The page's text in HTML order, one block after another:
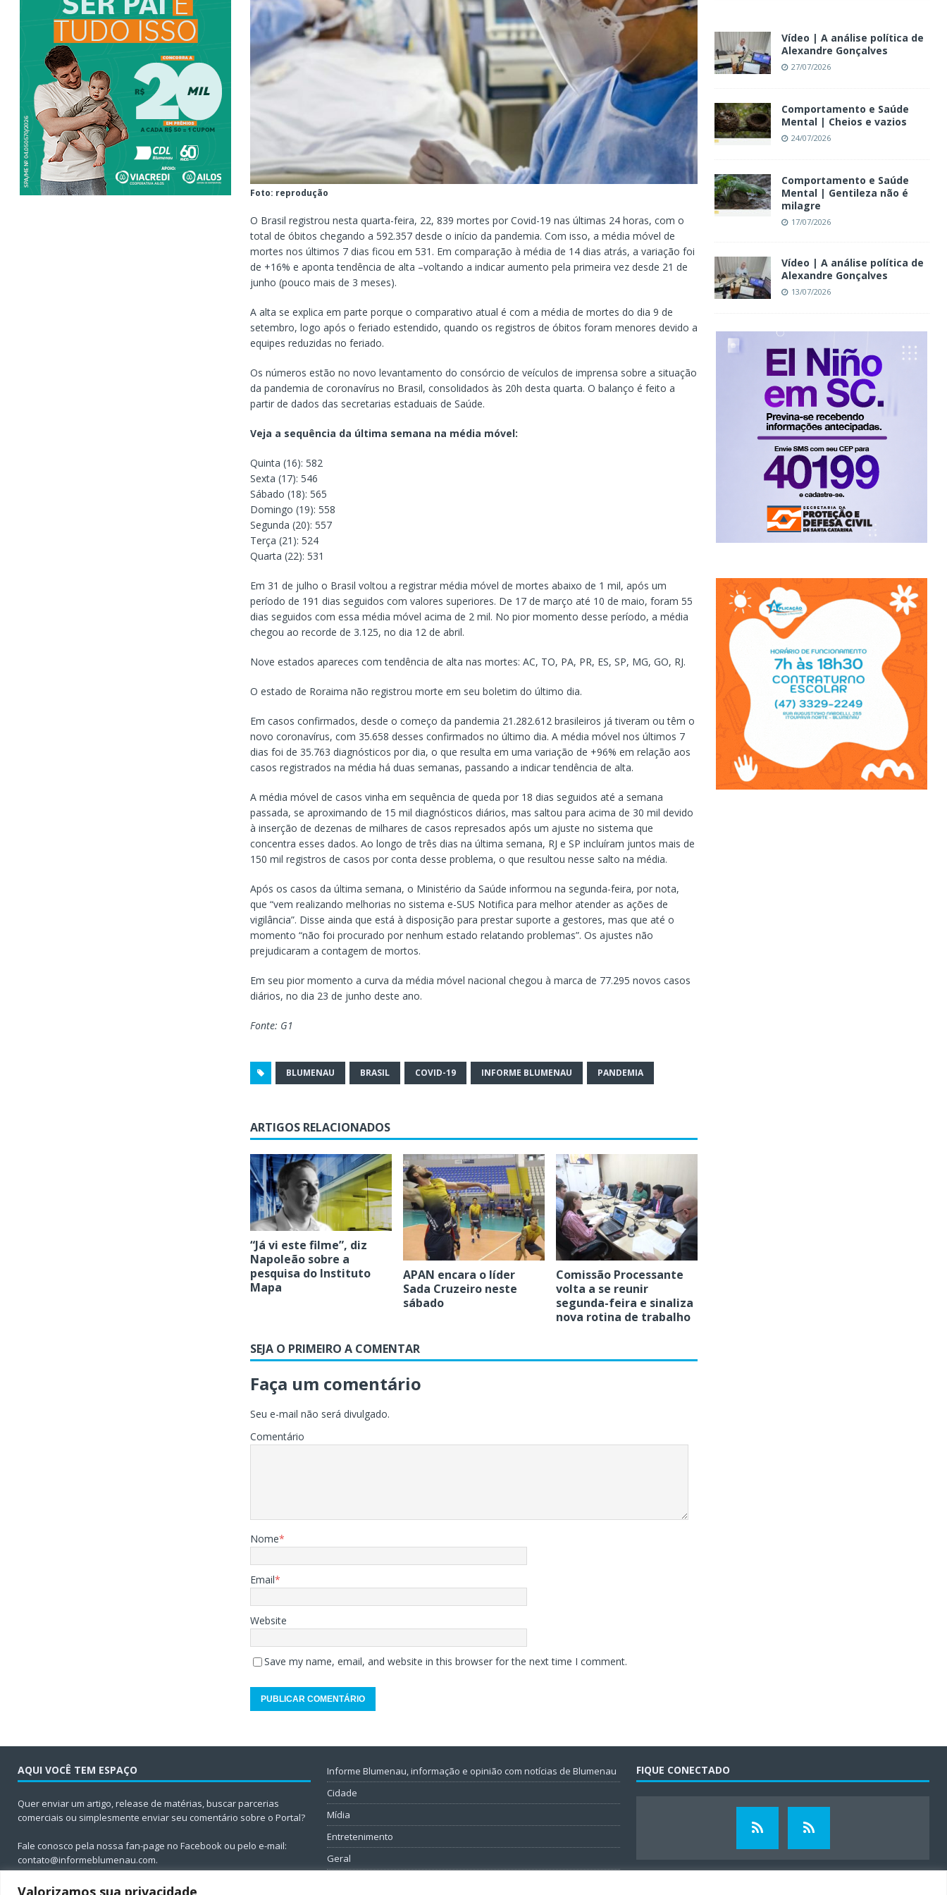
Valorizamos sua privacidade
Foto: reprodução
O Brasil registrou nesta quarta-feira, 22, 839 mortes por Covid-19 nas últimas 24 horas, com o
total de óbitos chegando a 592.357 desde o início da pandemia. Com isso, a média móvel de
mortes nos últimos 7 dias ficou em 531. Em comparação à média de 14 dias atrás, a variação foi
de +16% e aponta tendência de alta –voltando a indicar aumento pela primeira vez desde 21 de
junho (pouco mais de 3 meses).
A alta se explica em parte porque o comparativo atual é com a média de mortes do dia 9 de
setembro, logo após o feriado estendido, quando os registros de óbitos foram menores devido a
equipes reduzidas no feriado.
Os números estão no novo levantamento do consórcio de veículos de imprensa sobre a situação
da pandemia de coronavírus no Brasil, consolidados às 20h desta quarta. O balanço é feito a
partir de dados das secretarias estaduais de Saúde.
Veja a sequência da última semana na média móvel:
Quinta (16): 582
Sexta (17): 546
Sábado (18): 565
Domingo (19): 558
Segunda (20): 557
Terça (21): 524
Quarta (22): 531
Em 31 de julho o Brasil voltou a registrar média móvel de mortes abaixo de 1 mil, após um
período de 191 dias seguidos com valores superiores. De 17 de março até 10 de maio, foram 55
dias seguidos com essa média móvel acima de 2 mil. No pior momento desse período, a média
chegou ao recorde de 3.125, no dia 12 de abril.
Nove estados apareces com tendência de alta nas mortes: AC, TO, PA, PR, ES, SP, MG, GO, RJ.
O estado de Roraima não registrou morte em seu boletim do último dia.
Em casos confirmados, desde o começo da pandemia 21.282.612 brasileiros já tiveram ou têm o
novo coronavírus, com 35.658 desses confirmados no último dia. A média móvel nos últimos 7
dias foi de 35.763 diagnósticos por dia, o que resulta em uma variação de +96% em relação aos
casos registrados na média há duas semanas, passando a indicar tendência de alta.
A média móvel de casos vinha em sequência de queda por 18 dias seguidos até a semana
passada, se aproximando de 15 mil diagnósticos diários, mas saltou para acima de 30 mil devido
à inserção de dezenas de milhares de casos represados após um ajuste no sistema que
concentra esses dados. Ao longo de três dias na última semana, RJ e SP incluíram juntos mais de
150 mil registros de casos por conta desse problema, o que resultou nesse salto na média.
Após os casos da última semana, o Ministério da Saúde informou na segunda-feira, por nota,
que “vem realizando melhorias no sistema e-SUS Notifica para melhor atender as ações de
vigilância”. Disse ainda que está à disposição para prestar suporte a gestores, mas que até o
momento “não foi procurado por nenhum estado relatando problemas”. Os ajustes não
prejudicaram a contagem de mortos.
Em seu pior momento a curva da média móvel nacional chegou à marca de 77.295 novos casos
diários, no dia 23 de junho deste ano.
Fonte: G1
BLUMENAU BRASIL COVID-19 INFORME BLUMENAU PANDEMIA
ARTIGOS RELACIONADOS
“Já vi este filme”, diz
Napoleão sobre a
pesquisa do Instituto
Mapa
APAN encara o líder
Sada Cruzeiro neste
sábado
Comissão Processante
volta a se reunir
segunda-feira e sinaliza
nova rotina de trabalho
SEJA O PRIMEIRO A COMENTAR
Faça um comentário
Seu e-mail não será divulgado.
Comentário
Nome*
Email*
Website
Save my name, email, and website in this browser for the next time I comment.
Vídeo | A análise política de
Alexandre Gonçalves
27/07/2026
Comportamento e Saúde
Mental | Cheios e vazios
24/07/2026
Comportamento e Saúde
Mental | Gentileza não é
milagre
17/07/2026
Vídeo | A análise política de
Alexandre Gonçalves
13/07/2026
AQUI VOCÊ TEM ESPAÇO
Quer enviar um artigo, release de matérias, buscar parcerias
comerciais ou simplesmente enviar seu comentário sobre o Portal?
Fale conosco pela nossa fan-page no Facebook ou pelo e-mail:
contato@informeblumenau.com.
Informe Blumenau, informação e opinião com notícias de Blumenau
Cidade
Mídia
Entretenimento
Geral
FIQUE CONECTADO